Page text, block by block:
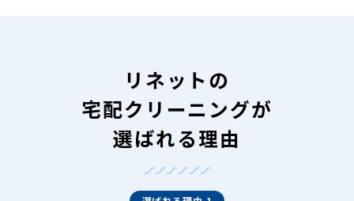
リネットの
宅配クリーニングが
選ばれる理由